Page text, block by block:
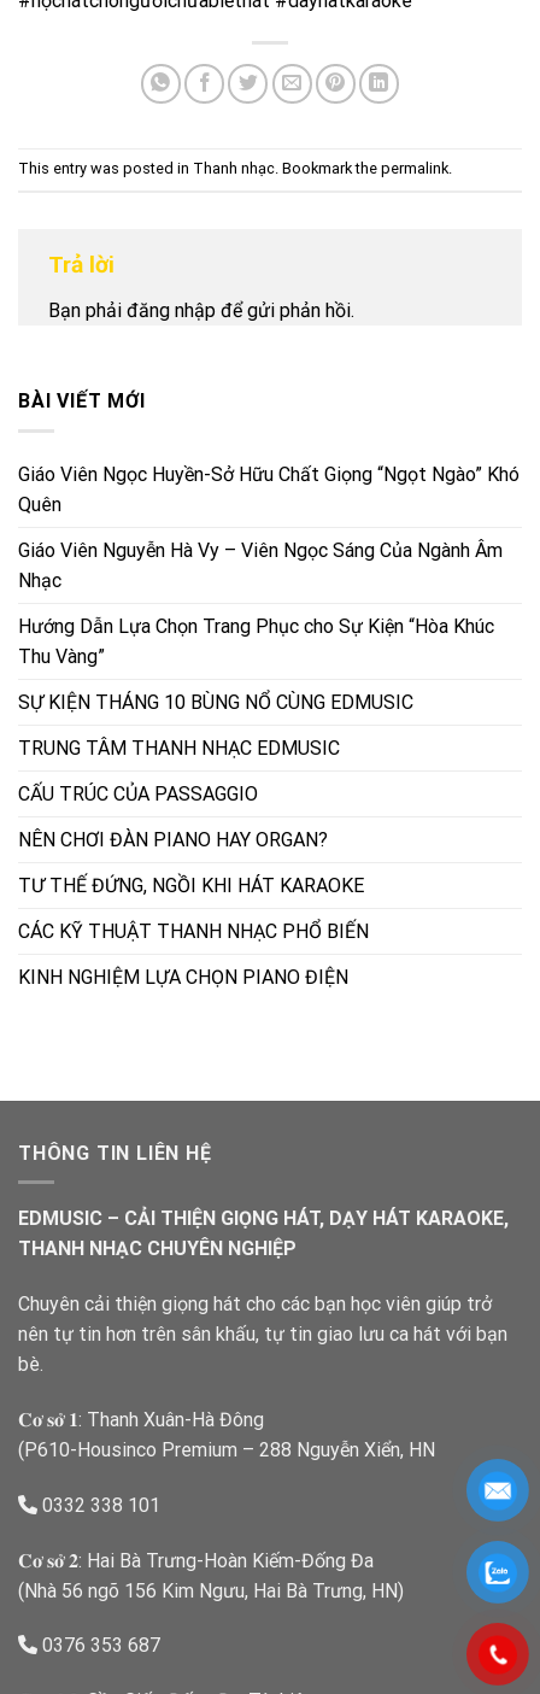
This entry was posted in Thanh nhạc. Bookmark the permalink.
Trả lời
Bạn phải đăng nhập để gửi phản hồi.
BÀI VIẾT MỚI
Giáo Viên Ngọc Huyền-Sở Hữu Chất Giọng “Ngọt Ngào” Khó
Quên
Giáo Viên Nguyễn Hà Vy – Viên Ngọc Sáng Của Ngành Âm
Nhạc
Hướng Dẫn Lựa Chọn Trang Phục cho Sự Kiện “Hòa Khúc
Thu Vàng”
SỰ KIỆN THÁNG 10 BÙNG NỔ CÙNG EDMUSIC
TRUNG TÂM THANH NHẠC EDMUSIC
CẤU TRÚC CỦA PASSAGGIO
NÊN CHƠI ĐÀN PIANO HAY ORGAN?
TƯ THẾ ĐỨNG, NGỒI KHI HÁT KARAOKE
CÁC KỸ THUẬT THANH NHẠC PHỔ BIẾN
KINH NGHIỆM LỰA CHỌN PIANO ĐIỆN
THÔNG TIN LIÊN HỆ
EDMUSIC – CẢI THIỆN GIỌNG HÁT, DẠY HÁT KARAOKE,
THANH NHẠC CHUYÊN NGHIỆP
Chuyên cải thiện giọng hát cho các bạn học viên giúp trở
nên tự tin hơn trên sân khấu, tự tin giao lưu ca hát với bạn
bè.
𝐂𝐨̛ 𝐬𝐨̛̉ 𝟏: Thanh Xuân-Hà Đông
(P610-Housinco Premium – 288 Nguyễn Xiển, HN
0332 338 101
𝐂𝐨̛ 𝐬𝐨̛̉ 𝟐: Hai Bà Trưng-Hoàn Kiếm-Đống Đa
(Nhà 56 ngõ 156 Kim Ngưu, Hai Bà Trưng, HN)
0376 353 687